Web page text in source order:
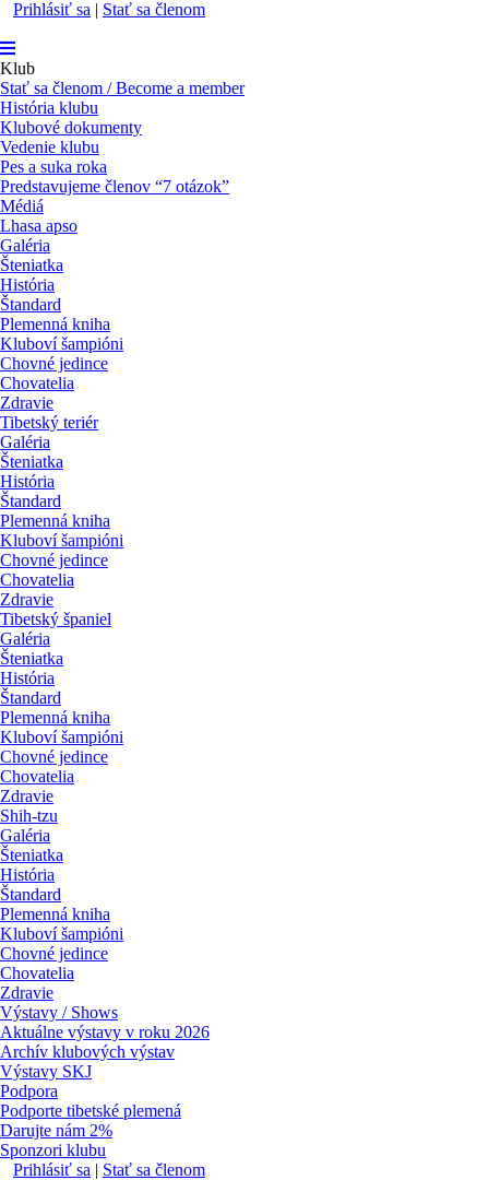
Prihlásiť sa | Stať sa členom
Klub
Stať sa členom / Become a member
História klubu
Klubové dokumenty
Vedenie klubu
Pes a suka roka
Predstavujeme členov “7 otázok”
Médiá
Lhasa apso
Galéria
Šteniatka
História
Štandard
Plemenná kniha
Kluboví šampióni
Chovné jedince
Chovatelia
Zdravie
Tibetský teriér
Galéria
Šteniatka
História
Štandard
Plemenná kniha
Kluboví šampióni
Chovné jedince
Chovatelia
Zdravie
Tibetský španiel
Galéria
Šteniatka
História
Štandard
Plemenná kniha
Kluboví šampióni
Chovné jedince
Chovatelia
Zdravie
Shih-tzu
Galéria
Šteniatka
História
Štandard
Plemenná kniha
Kluboví šampióni
Chovné jedince
Chovatelia
Zdravie
Výstavy / Shows
Aktuálne výstavy v roku 2026
Archív klubových výstav
Výstavy SKJ
Podpora
Podporte tibetské plemená
Darujte nám 2%
Sponzori klubu
Prihlásiť sa | Stať sa členom